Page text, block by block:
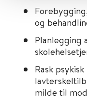
og
Planlegging
Rask
milde til